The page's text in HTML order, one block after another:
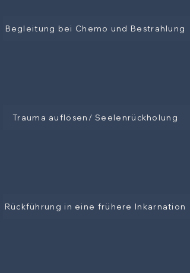
Begleitung bei Chemo und Bestrahlung
Trauma auflösen/ Seelenrückholung
Rückführung in eine frühere Inkarnation